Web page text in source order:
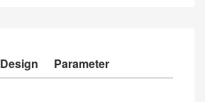
Design Parameter